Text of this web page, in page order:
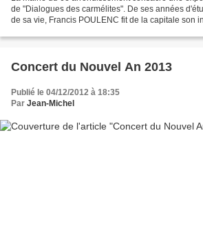
de "Dialogues des carmélites". De ses années
de sa vie, Francis POULENC fit de la capitale son
Concert du Nouvel An 2013
Publié le 04/12/2012 à 18:35
Par Jean-Michel